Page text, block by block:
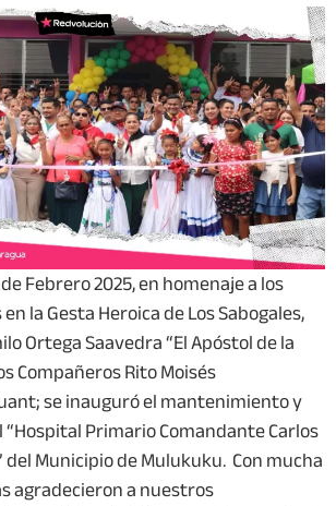
Febrero 2025, en homenaje a los
la Gesta Heroica de Los Sabogales,
Ortega Saavedra “El Apóstol de la
Compañeros Rito Moisés
se inauguró el mantenimiento y
Primario Comandante Carlos
del Municipio de Mulukuku. Con mucha
agradecieron a nuestros